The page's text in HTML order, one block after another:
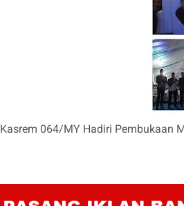
Kasrem 064/MY Hadiri Pembukaan